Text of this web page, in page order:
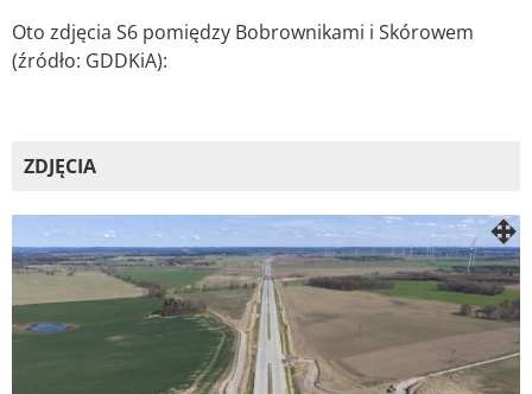
Oto zdjęcia S6 pomiędzy Bobrownikami i Skórowem
(źródło: GDDKiA):
ZDJĘCIA